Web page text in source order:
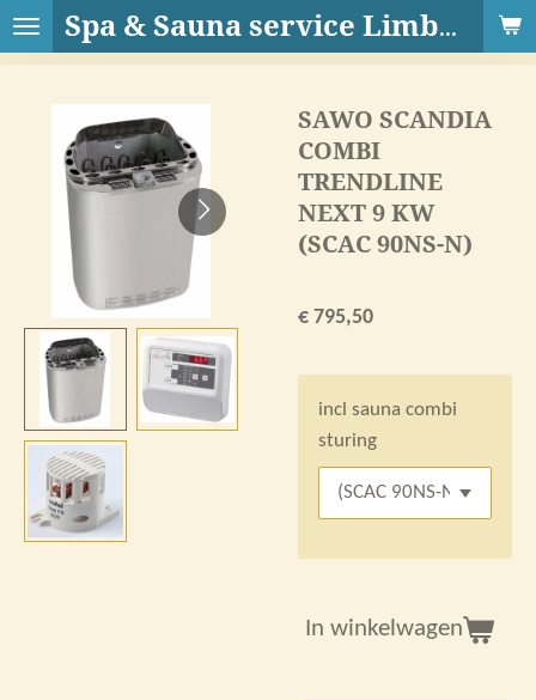
Ga
direct
hoofdinhoud
Spa & Sauna service Limburg
SAWO SCANDIA
COMBI
TRENDLINE
NEXT 9 KW
(SCAC 90NS-N)
€ 795,50
incl sauna combi
sturing
In winkelwagen